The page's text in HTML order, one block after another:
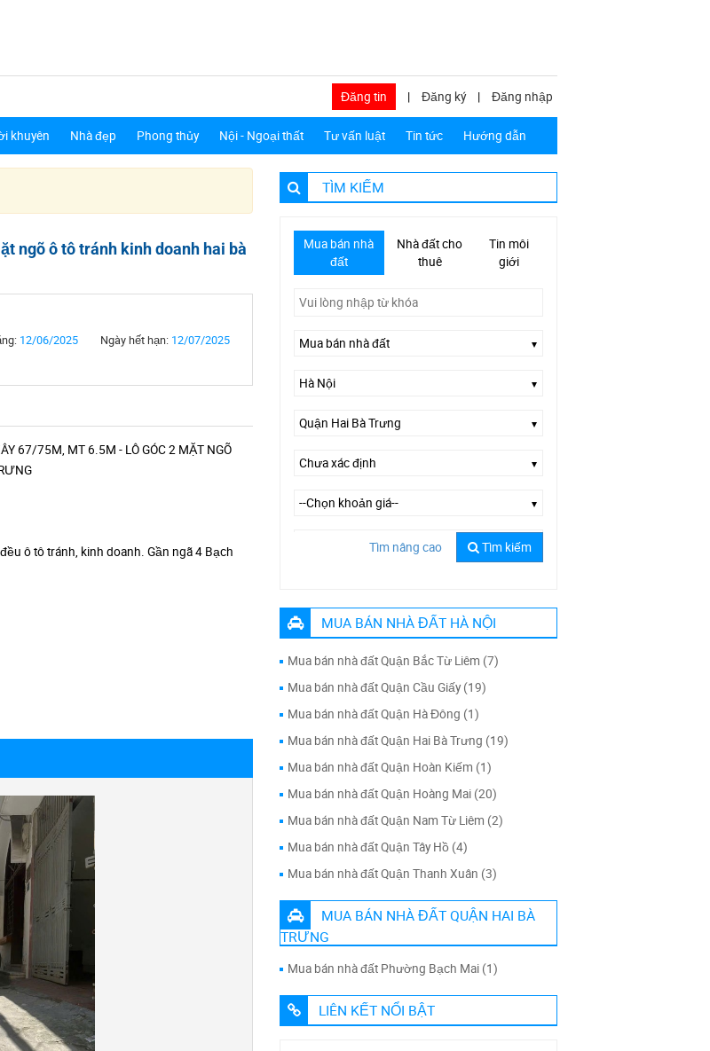
Đăng tin | Đăng ký | Đăng nhập
khuyên Nhà đẹp Phong thủy Nội - Ngoại thất Tư vấn luật Tin tức Hướng dẫn
ngõ ô tô tránh kinh doanh hai bà
12/06/2025 Ngày hết hạn: 12/07/2025
67/75M, MT 6.5M - LÔ GÓC 2 MẶT NGÕ
ô tô tránh, kinh doanh. Gần ngã 4 Bạch
TÌM KIẾM
Mua bán nhà
đất
Nhà đất cho
thuê
Tin môi
giới
Tìm nâng cao Tìm kiếm
MUA BÁN NHÀ ĐẤT HÀ NỘI
Mua bán nhà đất Quận Bắc Từ Liêm (7)
Mua bán nhà đất Quận Cầu Giấy (19)
Mua bán nhà đất Quận Hà Đông (1)
Mua bán nhà đất Quận Hai Bà Trưng (19)
Mua bán nhà đất Quận Hoàn Kiếm (1)
Mua bán nhà đất Quận Hoàng Mai (20)
Mua bán nhà đất Quận Nam Từ Liêm (2)
Mua bán nhà đất Quận Tây Hồ (4)
Mua bán nhà đất Quận Thanh Xuân (3)
MUA BÁN NHÀ ĐẤT QUẬN HAI BÀ
TRƯNG
Mua bán nhà đất Phường Bạch Mai (1)
LIÊN KẾT NỔI BẬT